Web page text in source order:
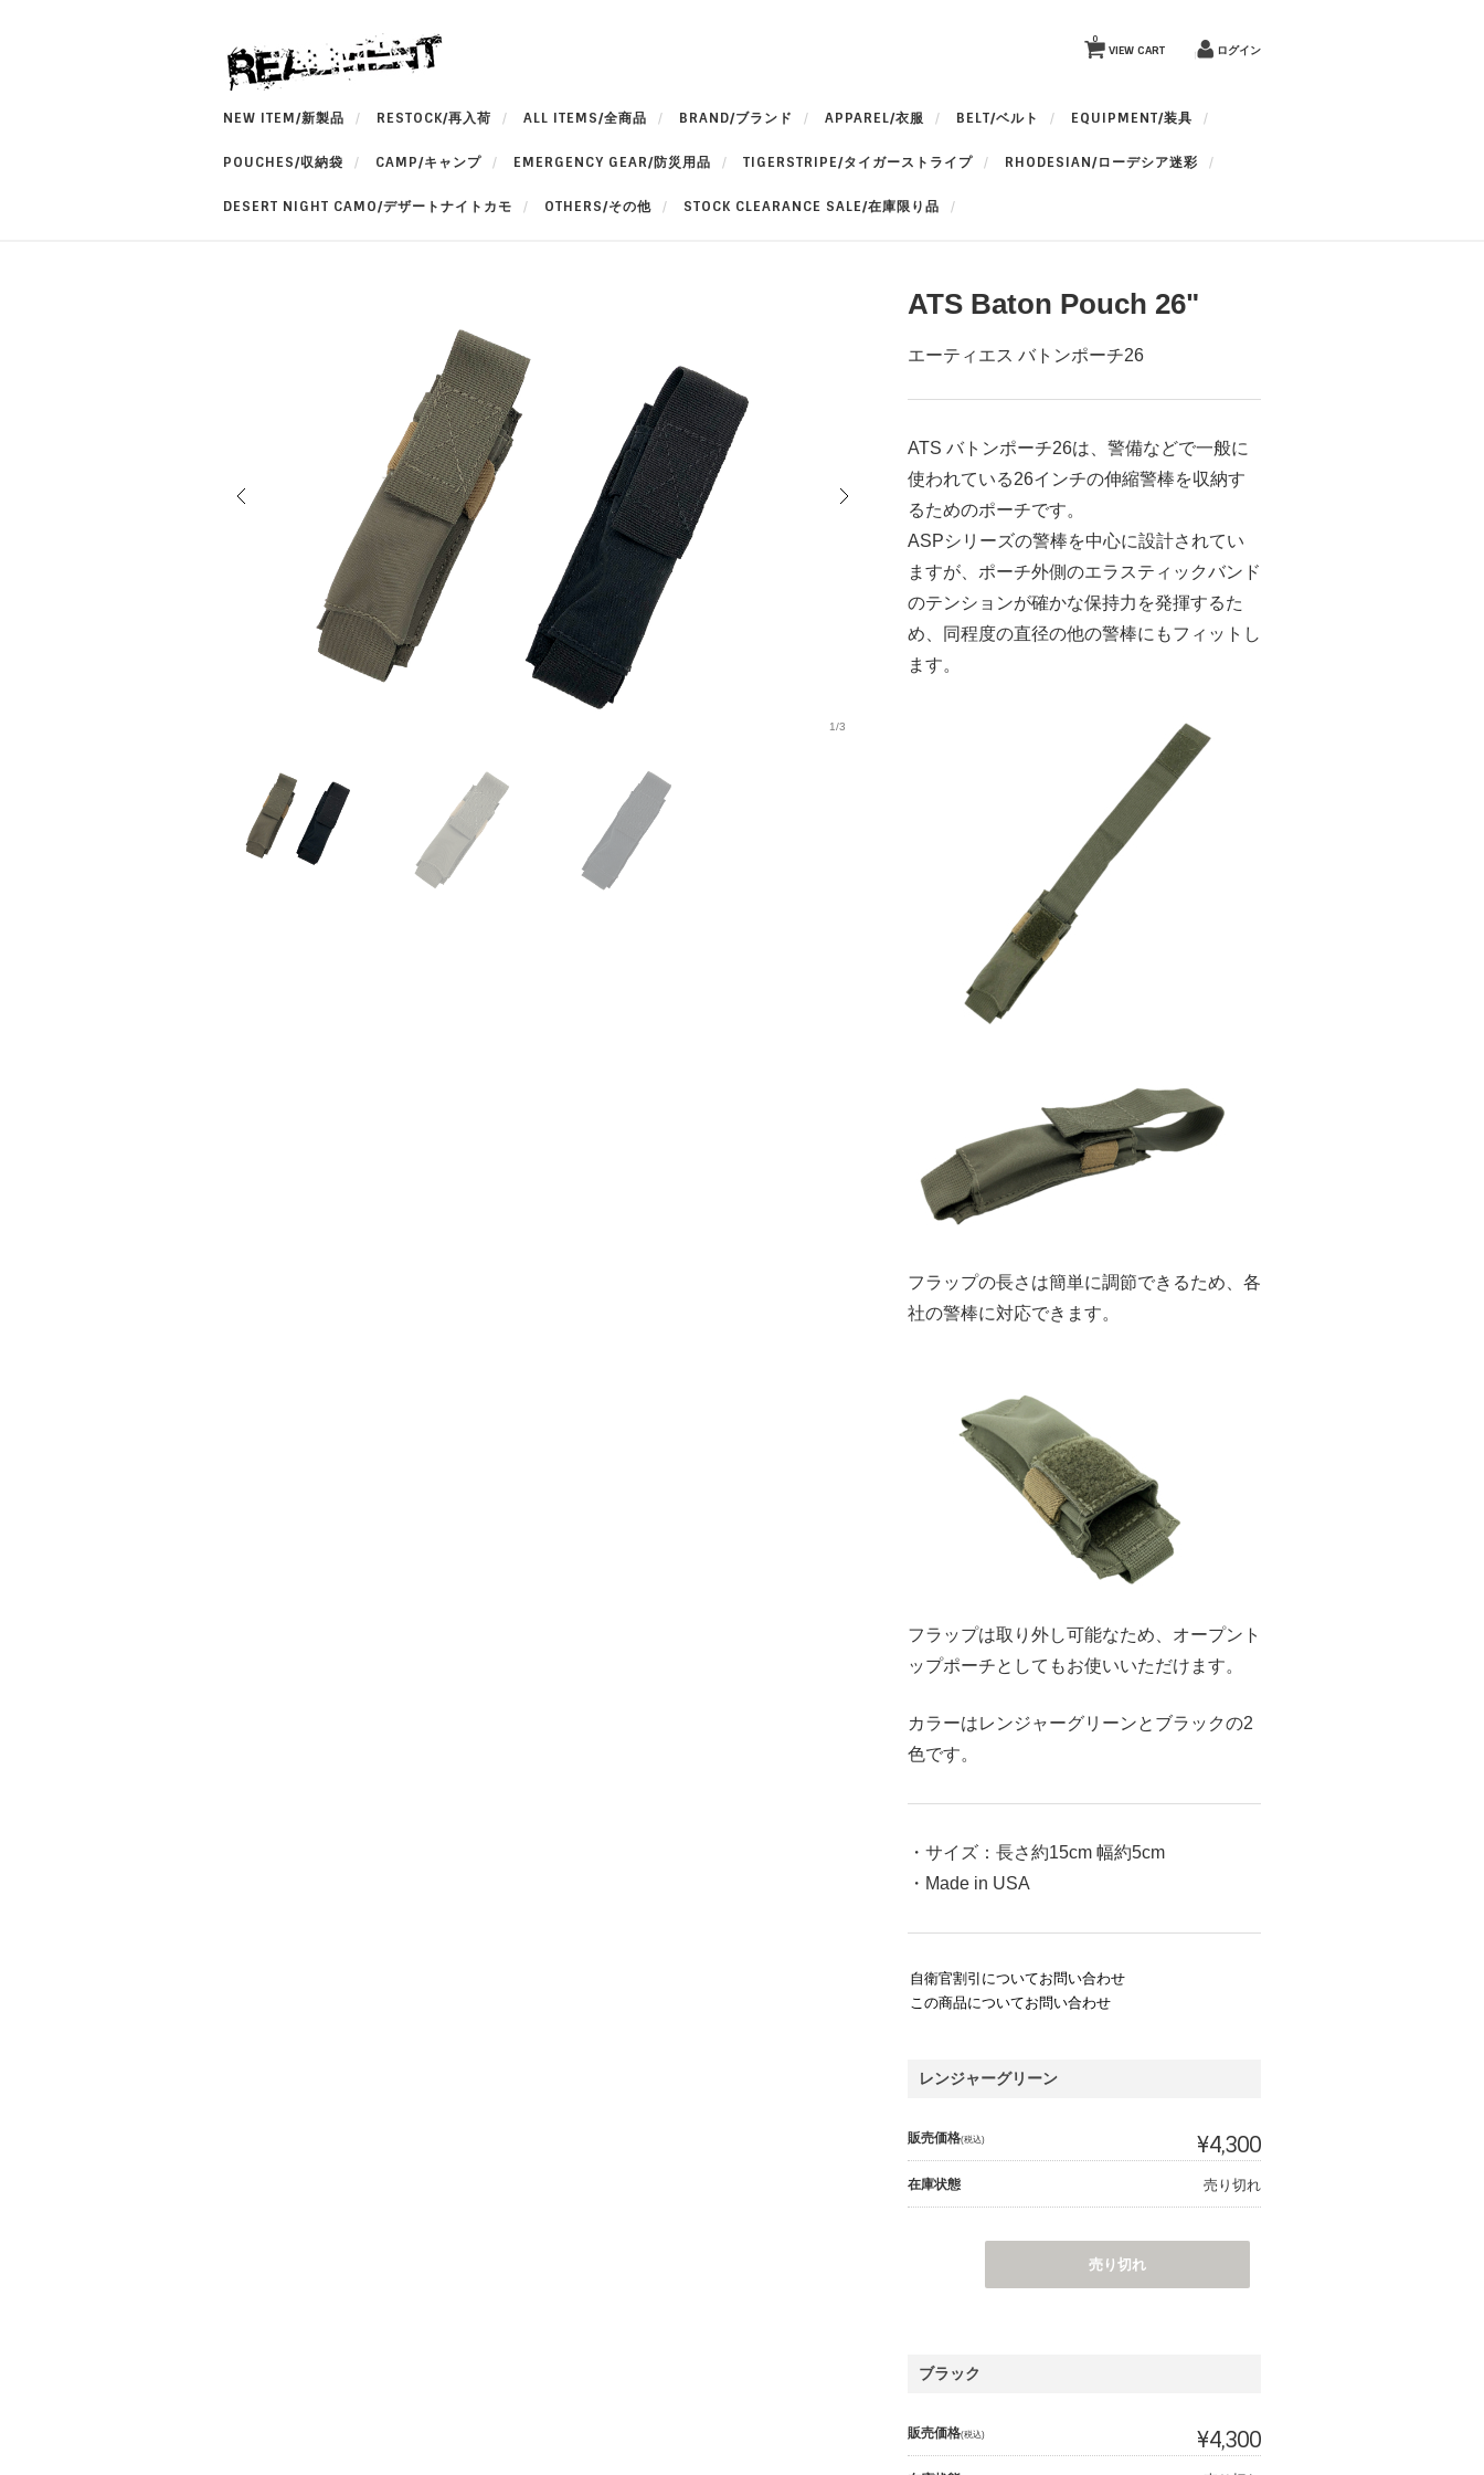
VIEW CART
0
ログイン
NEW ITEM/新製品 RESTOCK/再入荷 ALL ITEMS/全商品 BRAND/ブランド APPAREL/衣服 BELT/ベルト EQUIPMENT/装具
POUCHES/収納袋 CAMP/キャンプ EMERGENCY GEAR/防災用品 TIGERSTRIPE/タイガーストライプ RHODESIAN/ローデシア迷彩
DESERT NIGHT CAMO/デザートナイトカモ OTHERS/その他 STOCK CLEARANCE SALE/在庫限り品
1/3
ATS Baton Pouch 26"
エーティエス バトンポーチ26
ATS バトンポーチ26は、警備などで一般に
使われている26インチの伸縮警棒を収納す
るためのポーチです。
ASPシリーズの警棒を中心に設計されてい
ますが、ポーチ外側のエラスティックバンド
のテンションが確かな保持力を発揮するた
め、同程度の直径の他の警棒にもフィットし
ます。
フラップの長さは簡単に調節できるため、各
社の警棒に対応できます。
フラップは取り外し可能なため、オープント
ップポーチとしてもお使いいただけます。
カラーはレンジャーグリーンとブラックの2
色です。
・サイズ：長さ約15cm 幅約5cm
・Made in USA
自衛官割引についてお問い合わせ
この商品についてお問い合わせ
レンジャーグリーン
販売価格(税込) ¥4,300
在庫状態 売り切れ
売り切れ
ブラック
販売価格(税込) ¥4,300